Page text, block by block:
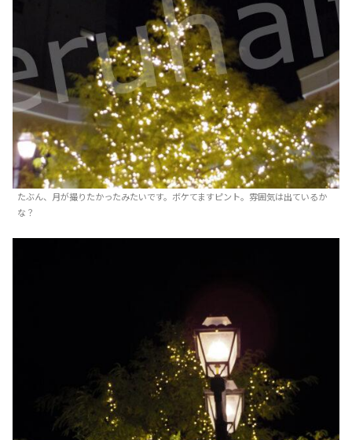
たぶん、月が撮りたかったみたいです。ボケてますピント。雰囲気は出ているか
な？